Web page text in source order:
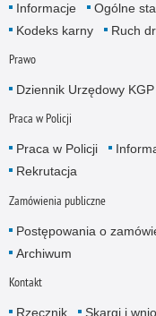
Informacje Ogólne
Kodeks karny
Ruch
Prawo
Dziennik Urzędowy KGP
Praca w Policji
Praca w Policji
Rekrutacja
Zamówienia publiczne
Postępowania o
Archiwum
Kontakt
Rzecznik Skargi i